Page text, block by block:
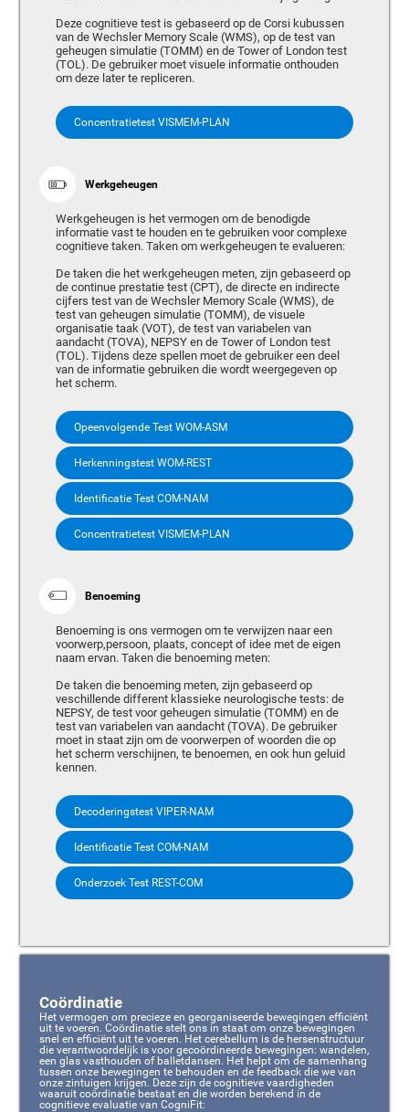
Deze cognitieve test is gebaseerd op de Corsi kubussen
van de Wechsler Memory Scale (WMS), op de test van
geheugen simulatie (TOMM) en de Tower of London test
(TOL). De gebruiker moet visuele informatie onthouden
om deze later te repliceren.
Concentratietest VISMEM-PLAN
Werkgeheugen
Werkgeheugen is het vermogen om de benodigde
informatie vast te houden en te gebruiken voor complexe
cognitieve taken. Taken om werkgeheugen te evalueren:
De taken die het werkgeheugen meten, zijn gebaseerd op
de continue prestatie test (CPT), de directe en indirecte
cijfers test van de Wechsler Memory Scale (WMS), de
test van geheugen simulatie (TOMM), de visuele
organisatie taak (VOT), de test van variabelen van
aandacht (TOVA), NEPSY en de Tower of London test
(TOL). Tijdens deze spellen moet de gebruiker een deel
van de informatie gebruiken die wordt weergegeven op
het scherm.
Opeenvolgende Test WOM-ASM
Herkenningstest WOM-REST
Identificatie Test COM-NAM
Concentratietest VISMEM-PLAN
Benoeming
Benoeming is ons vermogen om te verwijzen naar een
voorwerp,persoon, plaats, concept of idee met de eigen
naam ervan. Taken die benoeming meten:
De taken die benoeming meten, zijn gebaseerd op
veschillende different klassieke neurologische tests: de
NEPSY, de test voor geheugen simulatie (TOMM) en de
test van variabelen van aandacht (TOVA). De gebruiker
moet in staat zijn om de voorwerpen of woorden die op
het scherm verschijnen, te benoemen, en ook hun geluid
kennen.
Decoderingstest VIPER-NAM
Identificatie Test COM-NAM
Onderzoek Test REST-COM
Coördinatie
Het vermogen om precieze en georganiseerde bewegingen efficiënt
uit te voeren. Coördinatie stelt ons in staat om onze bewegingen
snel en efficiënt uit te voeren. Het cerebellum is de hersenstructuur
die verantwoordelijk is voor gecoördineerde bewegingen: wandelen,
een glas vasthouden of balletdansen. Het helpt om de samenhang
tussen onze bewegingen te behouden en de feedback die we van
onze zintuigen krijgen. Deze zijn de cognitieve vaardigheden
waaruit coördinatie bestaat en die worden berekend in de
cognitieve evaluatie van CogniFit: